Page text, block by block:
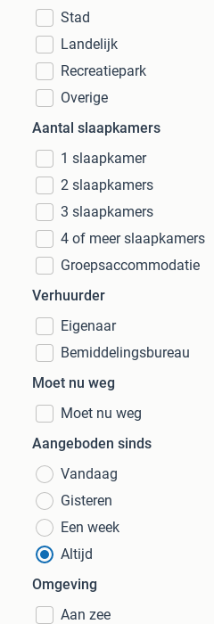
Stad
Landelijk
Recreatiepark
Overige
Aantal slaapkamers
1 slaapkamer
2 slaapkamers
3 slaapkamers
4 of meer slaapkamers
Groepsaccommodatie
Verhuurder
Eigenaar
Bemiddelingsbureau
Moet nu weg
Moet nu weg
Aangeboden sinds
Vandaag
Gisteren
Een week
Altijd
Omgeving
Aan zee